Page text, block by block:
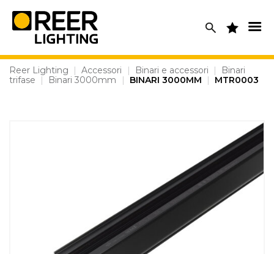
content
Reer Lighting | Accessori | Binari e accessori |
Binari
trifase
| Binari 3000mm | BINARI 3000MM | MTR0003